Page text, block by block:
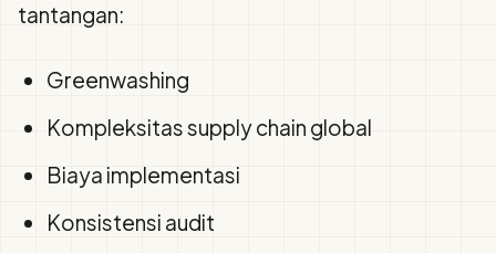
tantangan:
Greenwashing
Kompleksitas supply chain global
Biaya implementasi
Konsistensi audit